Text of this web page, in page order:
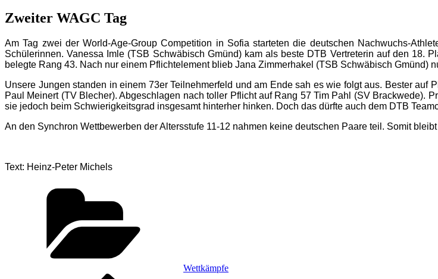
Zweiter WAGC Tag
Am Tag zwei der World-Age-Group Competition in Sofia starteten die deutschen Nachwuchs-
Schülerinnen. Vanessa Imle (TSB Schwäbisch Gmünd) kam als beste DTB Vertreterin auf den 18.
belegte Rang 43. Nach nur einem Pflichtelement blieb Jana Zimmerhakel (TSB Schwäbisch Gmünd)
Unsere Jungen standen in einem 73er Teilnehmerfeld und am Ende sah es wie folgt aus. Bester
Paul Meinert (TV Blecher). Abgeschlagen nach toller Pflicht auf Rang 57 Tim Pahl (SV Brackwede).
sie jedoch beim Schwierigkeitsgrad insgesamt hinterher hinken. Doch das dürfte auch dem DTB
An den Synchron Wettbewerben der Altersstufe 11-12 nahmen keine deutschen Paare teil. Somit
Text: Heinz-Peter Michels
Wettkämpfe